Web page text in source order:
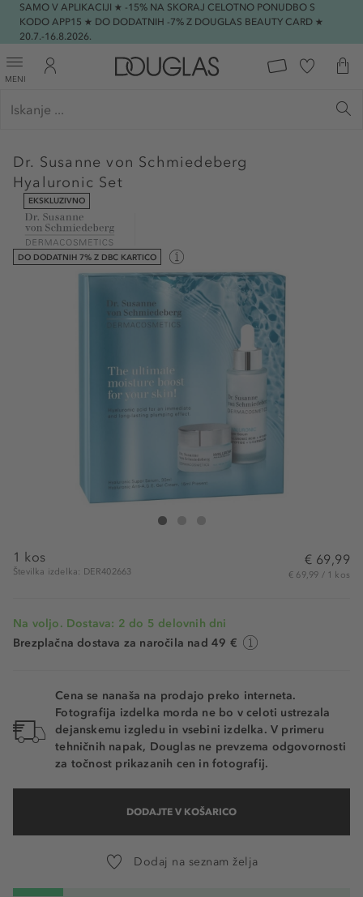
SAMO V APLIKACIJI ★ -15% NA SKORAJ CELOTNO PONUDBO S
KODO APP15 ★ DO DODATNIH -7% Z DOUGLAS BEAUTY CARD ★
20.7.-16.8.2026.
MENI
Dr. Susanne von Schmiedeberg
Hyaluronic Set
EKSKLUZIVNO
DO DODATNIH 7% Z DBC KARTICO
Dr. Susanne von Schmiedeberg Hyaluronic Set
1 kos
Številka izdelka: DER402663
€ 69,99
€ 69,99 / 1 kos
Na voljo. Dostava: 2 do 5 delovnih dni
Brezplačna dostava za naročila nad 49 €
Cena se nanaša na prodajo preko interneta.
Fotografija izdelka morda ne bo v celoti ustrezala
dejanskemu izgledu in vsebini izdelka. V primeru
tehničnih napak, Douglas ne prevzema odgovornosti
za točnost prikazanih cen in fotografij.
DODAJTE V KOŠARICO
Dodaj na seznam želja